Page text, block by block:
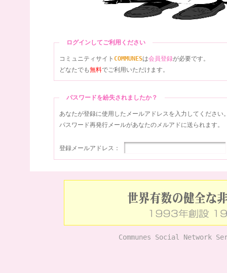
ログインしてご利用ください
コミュニティサイト COMMUNESは会員登録が必要です。
どなたでも無料でご利用いただけます。
パスワードを紛失されましたか？
あなたが登録に使用したメールアドレスを入力してください
パスワード再発行メールがあなたのメルアドに送られます。
登録メールアドレス：
Communes Social Network